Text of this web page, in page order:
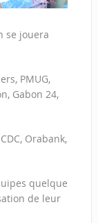
se jouera
PMUG,
Gabon 24,
Orabank,
quelque
de leur